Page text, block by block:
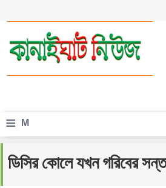
≡ M
n
ডিসির কোলে যখন গরিবের